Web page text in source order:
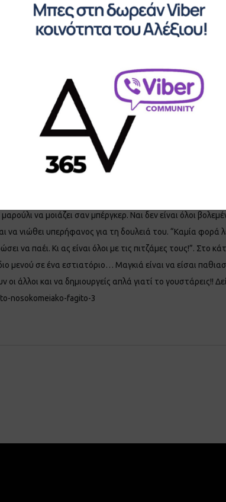
το
θέλει να καταργήσει το “νοσοκομειακό φαγητό”. Ναι
μου. Ναι σε ένα ελληνικό νοσοκομείο μπορώ να βρω
φαγητό” είναι μία συλλογική πεποίθηση
να μοιάζει σαν μπέργκερ. Ναι δεν είναι όλοι
να νιώθει υπερήφανος για τη δουλειά του. “Καμία
να παέι. Κι ας είναι όλοι με τις πιτζάμες τους!”. Στο
μενού σε ένα εστιατόριο… Μαγκιά είναι να είσαι
οι άλλοι και να δημιουργείς απλά γιατί το
nosokomeiako-fagito-3